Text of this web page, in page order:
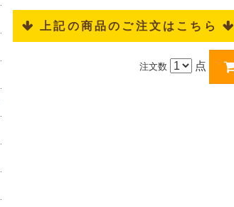
 上記の商品のご注文はこちら 
注文数 点